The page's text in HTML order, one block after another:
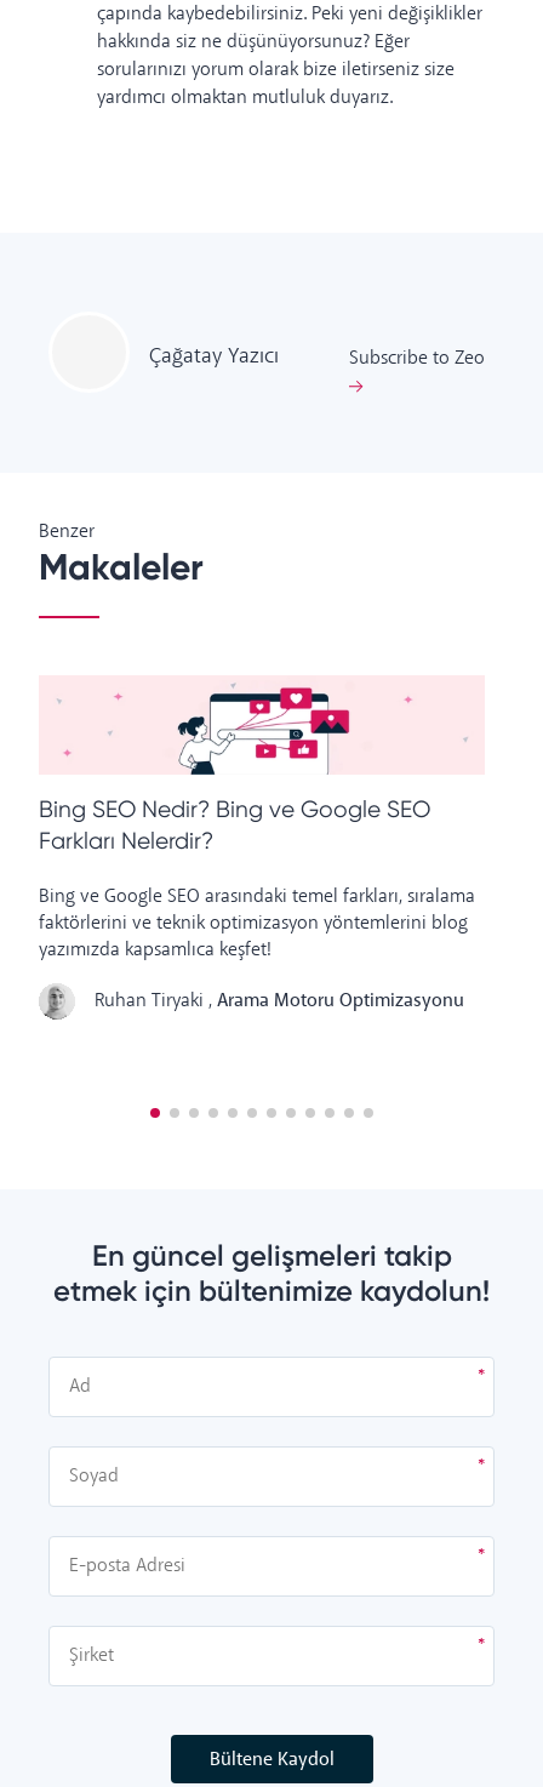
çapında kaybedebilirsiniz. Peki yeni değişiklikler
hakkında siz ne düşünüyorsunuz? Eğer
sorularınızı yorum olarak bize iletirseniz size
yardımcı olmaktan mutluluk duyarız.
Çağatay Yazıcı Subscribe to Zeo
Benzer
Makaleler
Bing SEO Nedir? Bing ve Google SEO
Farkları Nelerdir?
Bing ve Google SEO arasındaki temel farkları, sıralama
faktörlerini ve teknik optimizasyon yöntemlerini blog
yazımızda kapsamlıca keşfet!
Ruhan Tiryaki ,Arama Motoru Optimizasyonu
En güncel gelişmeleri takip
etmek için bültenimize kaydolun!
Bültene Kaydol